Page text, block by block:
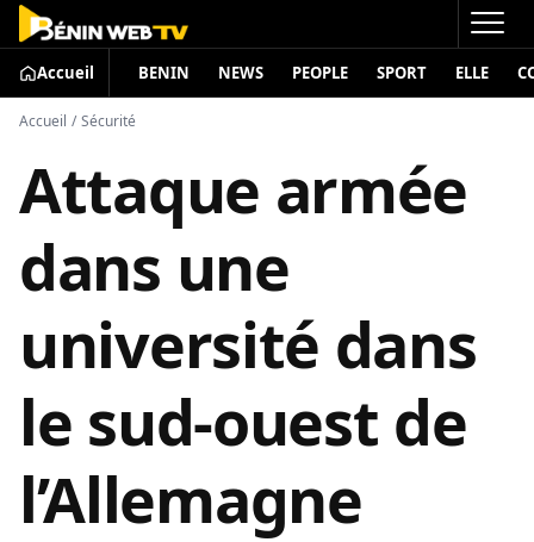
Accueil BENIN NEWS PEOPLE SPORT ELLE
Accueil / Sécurité
Attaque armée
dans une
université dans
le sud-ouest de
l’Allemagne